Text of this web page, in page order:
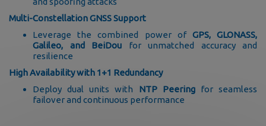
Multi-Constellation GNSS Support
Leverage the combined power of GPS, GLONASS,
Galileo, and BeiDou for unmatched accuracy and
resilience
High Availability with 1+1 Redundancy
Deploy dual units with NTP Peeringfor seamless
failover and continuous performance